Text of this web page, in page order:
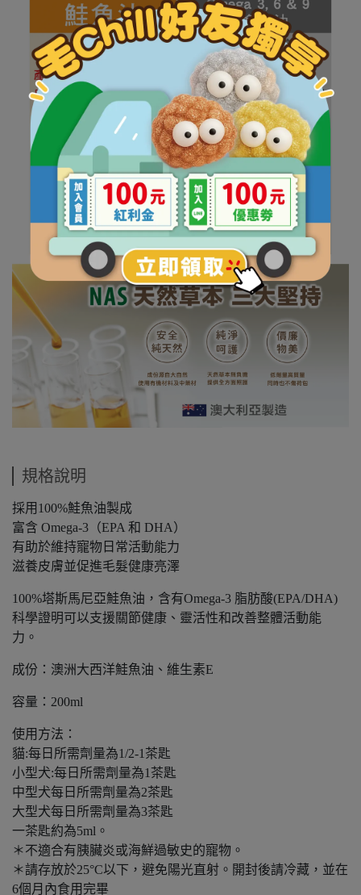
規格說明
採用100%鮭魚油製成
富含 Omega-3（EPA 和 DHA）
有助於維持寵物日常活動能力
滋養皮膚並促進毛髮健康亮澤
100%塔斯馬尼亞鮭魚油，含有Omega-3 脂肪酸(EPA/DHA)
科學證明可以支援關節健康、靈活性和改善整體活動能
力。
成份：澳洲大西洋鮭魚油、維生素E
容量：200ml
使用方法：
貓:每日所需劑量為1/2-1茶匙
小型犬:每日所需劑量為1茶匙
中型犬每日所需劑量為2茶匙
大型犬每日所需劑量為3茶匙
一茶匙約為5ml。
​​​​​＊不適合有胰臟炎或海鮮過敏史的寵物。
​​​​​＊請存放於25°C以下，避免陽光直射。開封後請冷藏，並在
6個月內食用完畢